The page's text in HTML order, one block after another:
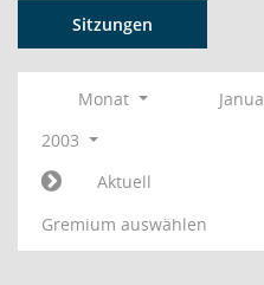
Sitzungen
Monat
2003
Aktuell
Gremium auswählen